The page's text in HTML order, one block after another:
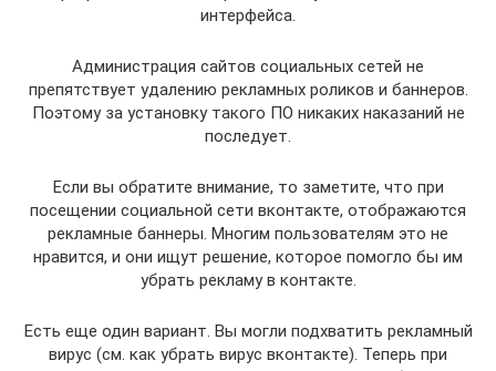
интерфейса.
Администрация сайтов социальных сетей не
препятствует удалению рекламных роликов и баннеров.
Поэтому за установку такого ПО никаких наказаний не
последует.
Если вы обратите внимание, то заметите, что при
посещении социальной сети вконтакте, отображаются
рекламные баннеры. Многим пользователям это не
нравится, и они ищут решение, которое помогло бы им
убрать рекламу в контакте.
Есть еще один вариант. Вы могли подхватить рекламный
вирус (см. как убрать вирус вконтакте). Теперь при